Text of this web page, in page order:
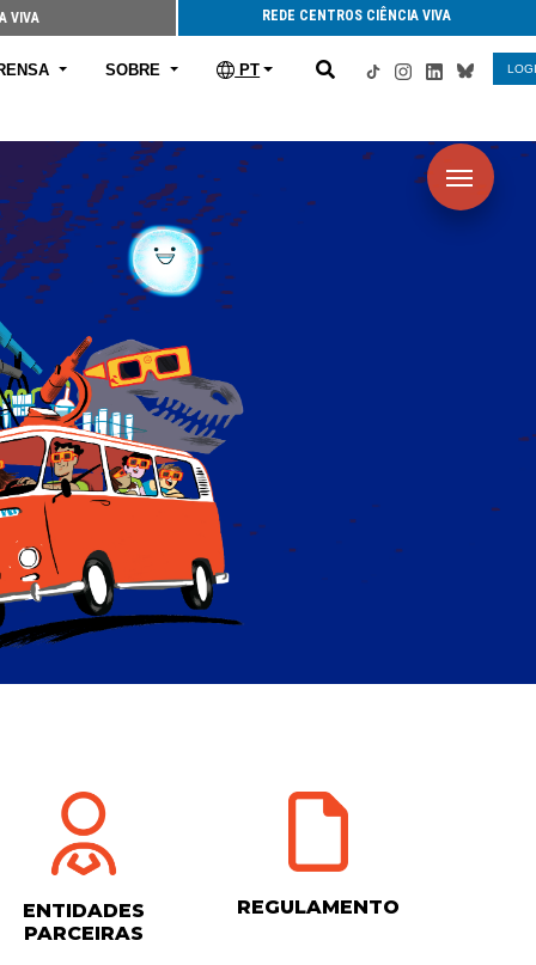
VIVA REDE CENTROS CIÊNCIA VIVA
SOBRE PT
ENTIDADES
PARCEIRAS
REGULAMENTO